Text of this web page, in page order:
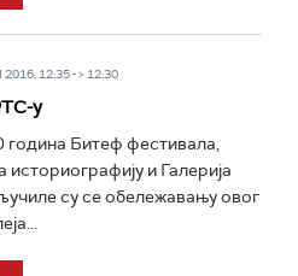
12:35 -> 12:30
у
Битеф фестивала,
историографију и Галерија
су се обележавању овог